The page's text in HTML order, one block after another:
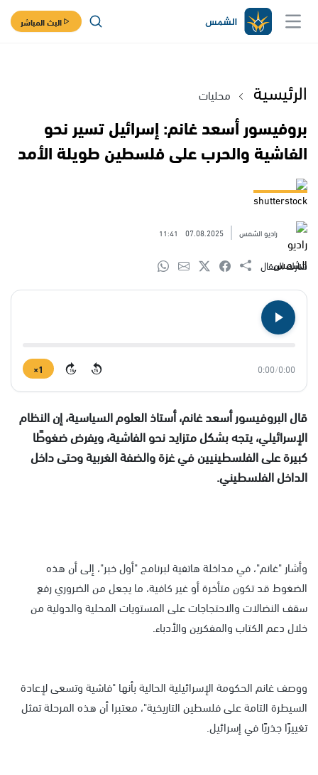
البث المباشر
الرئيسية محليات
بروفيسور أسعد غانم: إسرائيل تسير نحو
الفاشية والحرب على فلسطين طويلة الأمد
shutterstock
راديو الشمس 07.08.2025
11:41
شارك المقال
0:00
/
0:00
15
15
1×
قال البروفيسور أسعد غانم، أستاذ العلوم السياسية، إن النظام
الإسرائيلي، يتجه بشكل متزايد نحو الفاشية، ويفرض ضغوطًا
كبيرة على الفلسطينيين في غزة والضفة الغربية وحتى داخل
الداخل الفلسطيني.
وأشار "غانم"، في مداخلة هاتفية لبرنامج "أول خبر"، إلى أن هذه
الضغوط قد تكون متأخرة أو غير كافية، ما يجعل من الضروري رفع
سقف النضالات والاحتجاجات على المستويات المحلية والدولية من
خلال دعم الكتاب والمفكرين والأدباء.
ووصف غانم الحكومة الإسرائيلية الحالية بأنها "فاشية وتسعى لإعادة
السيطرة التامة على فلسطين التاريخية"، معتبرا أن هذه المرحلة تمثل
تغييرًا جذريًا في إسرائيل.